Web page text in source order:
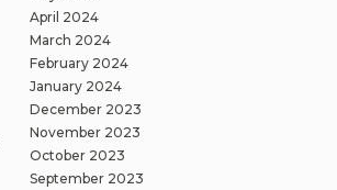
April 2024
March 2024
February 2024
January 2024
December 2023
November 2023
October 2023
September 2023